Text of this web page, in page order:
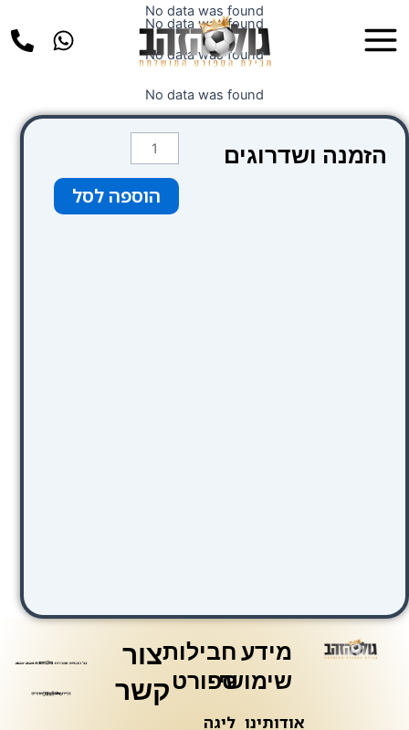
לתוכן
Menu
No data was found
No data was found
No data was found
No data was found
הזמנה ושדרוגים
כמות
של
Ilunion
Les
הוספה לסל
מידע
שימושי
אודותינו
חבילות
ספורט
ליגה
צור
קשר